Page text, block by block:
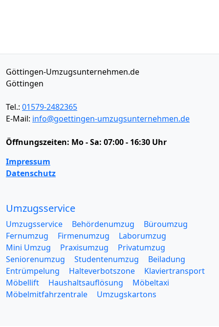
Göttingen-Umzugsunternehmen.de
Göttingen
Tel.: 01579-2482365
E-Mail: info@goettingen-umzugsunternehmen.de
Öffnungszeiten: Mo - Sa: 07:00 - 16:30 Uhr
Impressum
Datenschutz
Umzugsservice
Umzugsservice Behördenumzug
Büroumzug
Fernumzug
Firmenumzug
Laborumzug
Mini Umzug
Praxisumzug
Privatumzug
Seniorenumzug
Studentenumzug
Beiladung
Entrümpelung
Halteverbotszone
Klaviertransport
Möbellift
Haushaltsauflösung
Möbeltaxi
Möbelmitfahrzentrale
Umzugskartons